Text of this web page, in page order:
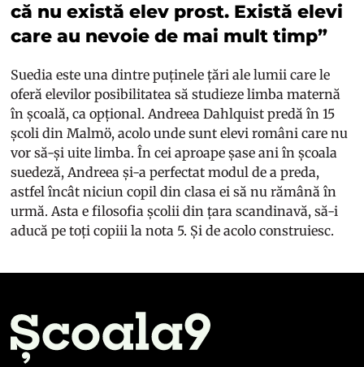
că nu există elev prost. Există elevi
care au nevoie de mai mult timp”
Suedia este una dintre puținele țări ale lumii care le
oferă elevilor posibilitatea să studieze limba maternă
în școală, ca opțional. Andreea Dahlquist predă în 15
școli din Malmö, acolo unde sunt elevi români care nu
vor să-și uite limba. În cei aproape șase ani în școala
suedeză, Andreea și-a perfectat modul de a preda,
astfel încât niciun copil din clasa ei să nu rămână în
urmă. Asta e filosofia școlii din țara scandinavă, să-i
aducă pe toți copiii la nota 5. Și de acolo construiesc.